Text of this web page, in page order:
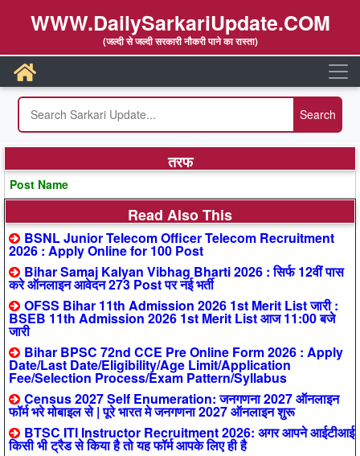
WWW.DailySarkariUpdate.COM
(जल्दी से जल्दी सरकारी नौकरी पाने का रास्ता)
तरफ
Post Name
Read Also This
BSNL Junior Telecom Officer Telecom Recruitment
2026 : Apply Online for 100 Post
Bihar Samaj Kalyan Vibhag Bharti 2026 : सिर्फ 12वीं पास
करे ऑनलाइन आवेदन 273 Post पर नई भर्ती
OFSS Bihar 11th Admission 2026 1st Merit List जारी :
BSEB 11th Admission 2026 1st Merit List आज 11:00 बजे
जारी
Bihar BPSC 72nd CCE Pre Online Form 2026 : Apply
Date/Last Date/Eligibility/Age Limit/Application
Fee/Selection Process/Exam Pattern/Syllabus
Census 2027 Self Enumeration: जनगणना 2027 ऑनलाइन
फॉर्म भरे मोबाइल से | पूरे भारत मे जनगणना 2027 ऑनलाइन शुरू
BTSC ITI Instructor Recruitment 2026: अगर आपने आईटीआई
किसी भी ट्रैड से किया है तो यह फॉर्म आपके लिए ही है